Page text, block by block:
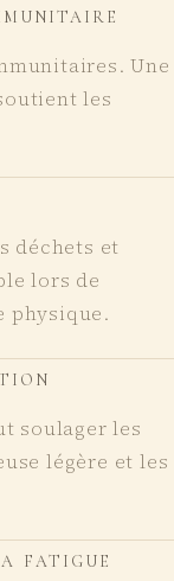
Une
les
déchets et
lors de
physique.
soulager les
légère et les
fatigue